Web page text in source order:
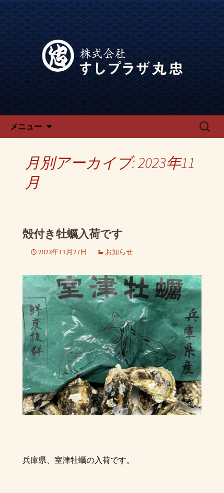
宴会、飲み会なら回転寿司「で
らうま」のブログ
宴会、飲み会なら回転寿司「でらう
ま」の公式ブログです。
メニュー
検
月別アーカイブ: 2023年11
月
殻付き牡蠣入荷です
2023年11月27日 お知らせ
兵庫県、室津牡蠣の入荷です。